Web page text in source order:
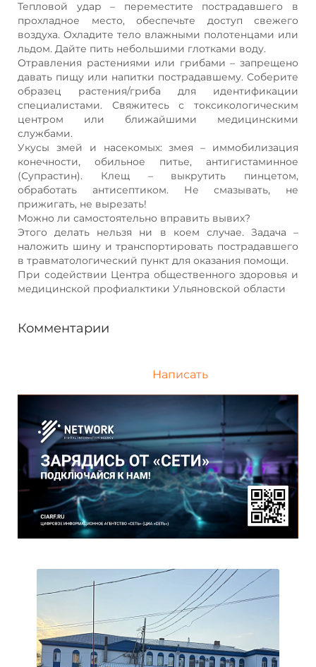
Тепловой удар – переместите пострадавшего в
прохладное место, обеспечьте доступ свежего
воздуха. Охладите тело влажными полотенцами или
льдом. Дайте пить небольшими глотками воду.
Отравления растениями или грибами – запрещено
давать пищу или напитки пострадавшему. Соберите
образец растения/гриба для идентификации
специалистами. Свяжитесь с токсикологическим
центром или ближайшими медицинскими
службами.
Укусы змей и насекомых: змея – иммобилизация
конечности, обильное питье, антигистаминное
(Супрастин). Клещ – выкрутить пинцетом,
обработать антисептиком. Не смазывать, не
прижигать, не вырезать!
Можно ли самостоятельно вправить вывих?
Этого делать нельзя ни в коем случае. Задача –
наложить шину и транспортировать пострадавшего
в травматологический пункт для оказания помощи.
При содействии Центра общественного здоровья и
медицинской профиалктики Ульяновской области
Комментарии
Написать